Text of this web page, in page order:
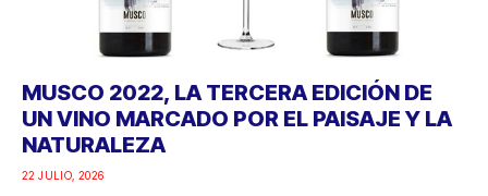
MUSCO 2022, LA TERCERA EDICIÓN DE
UN VINO MARCADO POR EL PAISAJE Y LA
NATURALEZA
22 JULIO, 2026